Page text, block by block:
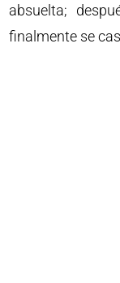
absuelta;
finalmente se